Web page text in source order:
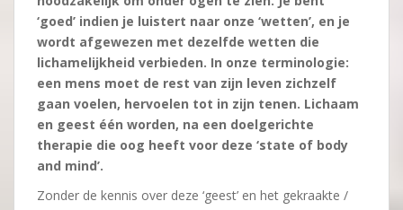
‘goed’ indien je luistert naar onze ‘wetten’, en je
wordt afgewezen met dezelfde wetten die
lichamelijkheid verbieden. In onze terminologie:
een mens moet de rest van zijn leven zichzelf
gaan voelen, hervoelen tot in zijn tenen. Lichaam
en geest één worden, na een doelgerichte
therapie die oog heeft voor deze ‘state of body
and mind’.
Zonder de kennis over deze ‘geest’ en het gekraakte /